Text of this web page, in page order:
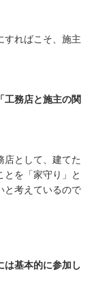
すればこそ、施主
工務店と施主の関
店として、建てた
とを「家守り」と
と考えているので
は基本的に参加し